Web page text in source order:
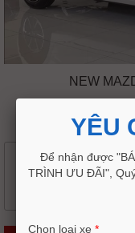
NEW
ALL NEW
YÊU
Để nhận được
TRÌNH ƯU ĐÃI",
Chọn loại xe *